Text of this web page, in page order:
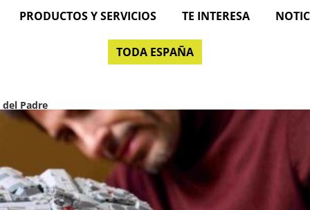
PRODUCTOS Y SERVICIOS TE INTERESA
TODA ESPAÑA
del Padre